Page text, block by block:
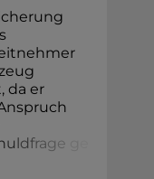
da er
uldfrage